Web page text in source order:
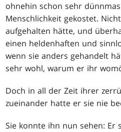
ohnehin schon sehr
Menschlichkeit gekostet.
aufgehalten hätte, und
einen heldenhaften und
wenn sie anders gehandelt
sehr wohl, warum er ihr
Doch in all der Zeit ihrer
zueinander hatte er sie nie
Sie konnte ihn nun sehen: Er